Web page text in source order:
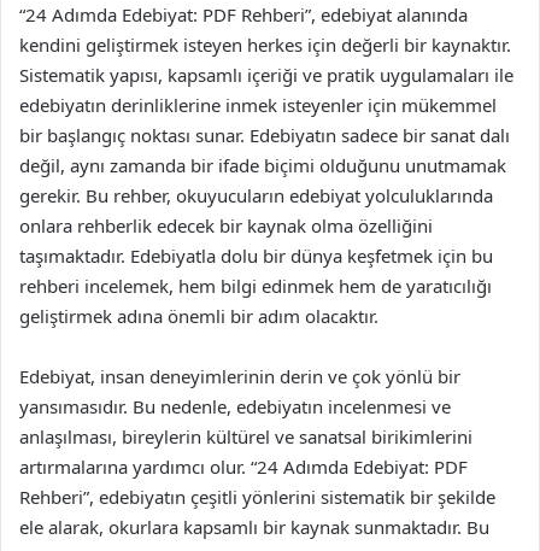
“24 Adımda Edebiyat: PDF Rehberi”, edebiyat alanında
kendini geliştirmek isteyen herkes için değerli bir kaynaktır.
Sistematik yapısı, kapsamlı içeriği ve pratik uygulamaları ile
edebiyatın derinliklerine inmek isteyenler için mükemmel
bir başlangıç noktası sunar. Edebiyatın sadece bir sanat dalı
değil, aynı zamanda bir ifade biçimi olduğunu unutmamak
gerekir. Bu rehber, okuyucuların edebiyat yolculuklarında
onlara rehberlik edecek bir kaynak olma özelliğini
taşımaktadır. Edebiyatla dolu bir dünya keşfetmek için bu
rehberi incelemek, hem bilgi edinmek hem de yaratıcılığı
geliştirmek adına önemli bir adım olacaktır.
Edebiyat, insan deneyimlerinin derin ve çok yönlü bir
yansımasıdır. Bu nedenle, edebiyatın incelenmesi ve
anlaşılması, bireylerin kültürel ve sanatsal birikimlerini
artırmalarına yardımcı olur. “24 Adımda Edebiyat: PDF
Rehberi”, edebiyatın çeşitli yönlerini sistematik bir şekilde
ele alarak, okurlara kapsamlı bir kaynak sunmaktadır. Bu